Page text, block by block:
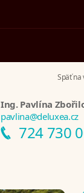
Späť na
Ing. Pavlína
pavlina@deluxea.cz
724 730